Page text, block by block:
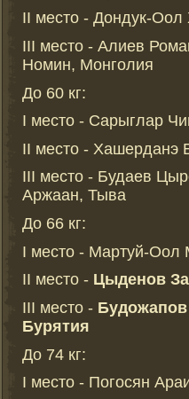
II место - Дондук-
III место - Алиев
Номин, Монголия
До 60 кг:
I место - Сарыглар
II место - Хашерданэ
III место - Будаев
Аржаан, Тыва
До 66 кг:
I место - Мартуй-Оол
II место - Цыденов
III место -
Бурятия
До 74 кг:
I место - Погосян